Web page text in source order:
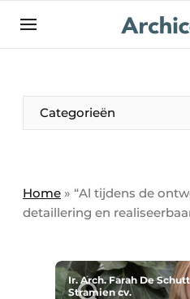
NL be-FR
Categorieën
Home » “Al tijdens de
detaillering en
Ir. Arch. Farah De
Stramien cv.